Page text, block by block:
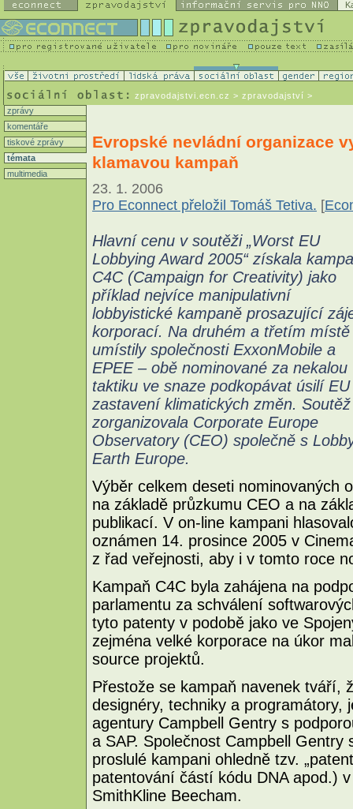
zpravodajstvi.ecn.cz > zpravodajství >
zprávy
komentáře
tiskové zprávy
témata
multimedia
Evropské nevládní organizace
klamavou kampaň
23. 1. 2006
Pro Econnect přeložil Tomáš Tetiva. [
Hlavní cenu v soutěži „Worst EU
Lobbying Award 2005“ získala
C4C (Campaign for Creativity) jako
příklad nejvíce manipulativní
lobbyistické kampaně prosazující
korporací. Na druhém a třetím místě
umístily společnosti ExxonMobile a
EPEE – obě nominované za nekalou
taktiku ve snaze podkopávat úsilí
zastavení klimatických změn. Soutěž
zorganizovala Corporate Europe
Observatory (CEO) společně s
Earth Europe.
Výběr celkem deseti nominovaných
na základě průzkumu CEO a na
publikací. V on-line kampani
oznámen 14. prosince 2005 v
z řad veřejnosti, aby i v tomto roce
Kampaň C4C byla zahájena na
parlamentu za schválení
tyto patenty v podobě jako ve
zejména velké korporace na úkor
source projektů.
Přestože se kampaň navenek tváří,
designéry, techniky a programátory,
agentury Campbell Gentry s
a SAP. Společnost Campbell
proslulé kampani ohledně tzv.
patentování částí kódu DNA apod.)
SmithKline Beecham.